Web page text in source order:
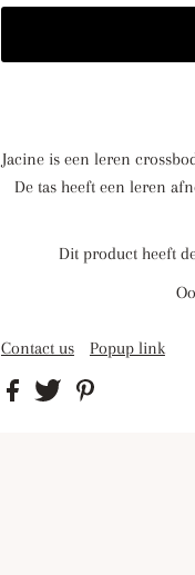
Jacine is een leren
De tas heeft een leren
Dit product heeft
Contact us Popup link